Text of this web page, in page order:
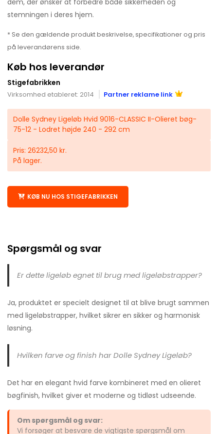
stemningen i deres hjem.
* Se den gældende produkt beskrivelse, specifikationer og pris
på leverandørens side.
Køb hos leverandør
Stigefabrikken
Virksomhed etableret: 2014 Partner reklame link
Dolle Sydney Ligeløb Hvid 9016-CLASSIC II-Olieret bøg-
75-12 - Lodret højde 240 - 292 cm
Pris: 26232,50 kr.
På lager.
KØB NU HOS STIGEFABRIKKEN
Spørgsmål og svar
Er dette ligeløb egnet til brug med ligeløbstrapper?
Ja, produktet er specielt designet til at blive brugt sammen
med ligeløbstrapper, hvilket sikrer en sikker og harmonisk
løsning.
Hvilken farve og finish har Dolle Sydney Ligeløb?
Det har en elegant hvid farve kombineret med en olieret
bøgfinish, hvilket giver et moderne og tidløst udseende.
Om spørgsmål og svar:
Vi forsøger at besvare de vigtigste spørgsmål om